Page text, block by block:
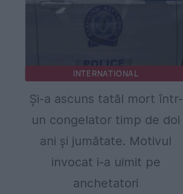
INTERNATIONAL
Și-a ascuns tatăl mort într-
un congelator timp de doi
ani și jumătate. Motivul
invocat i-a uimit pe
anchetatori